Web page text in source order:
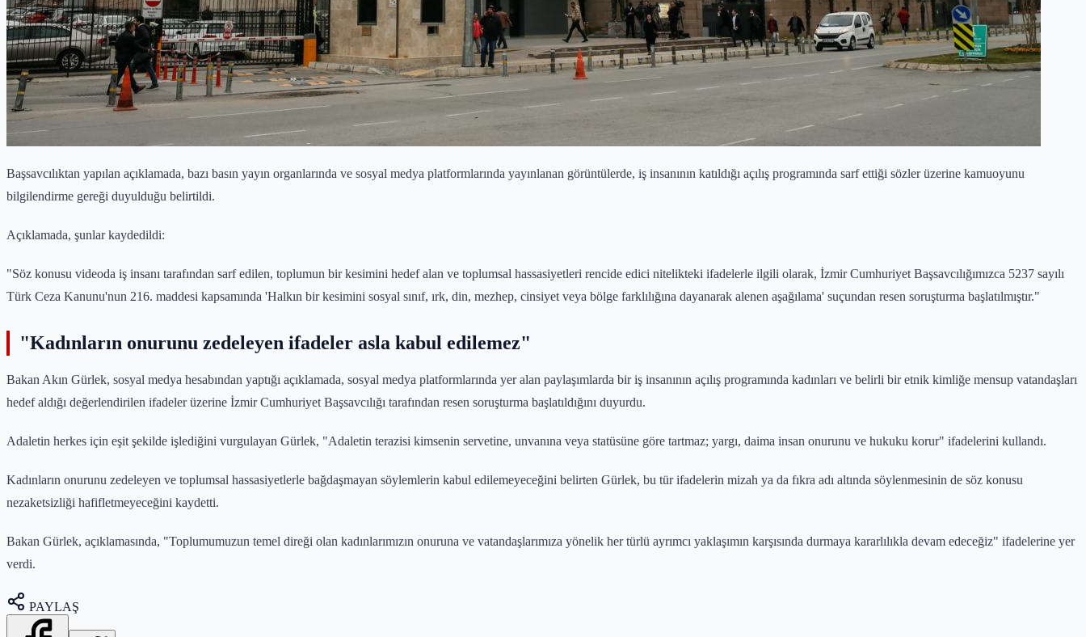
Başsavcılıktan yapılan açıklamada, bazı basın yayın organlarında ve sosyal medya platformlarında yayınlanan görüntülerde, iş insanının katıldığı açılış programında sarf ettiği sözler üzerine kamuoyunu
bilgilendirme gereği duyulduğu belirtildi.
Açıklamada, şunlar kaydedildi:
"Söz konusu videoda iş insanı tarafından sarf edilen, toplumun bir kesimini hedef alan ve toplumsal hassasiyetleri rencide edici nitelikteki ifadelerle ilgili olarak, İzmir Cumhuriyet Başsavcılığımızca 5237 sayılı
Türk Ceza Kanunu'nun 216. maddesi kapsamında 'Halkın bir kesimini sosyal sınıf, ırk, din, mezhep, cinsiyet veya bölge farklılığına dayanarak alenen aşağılama' suçundan resen soruşturma başlatılmıştır."
"Kadınların onurunu zedeleyen ifadeler asla kabul edilemez"
Bakan Akın Gürlek, sosyal medya hesabından yaptığı açıklamada, sosyal medya platformlarında yer alan paylaşımlarda bir iş insanının açılış programında kadınları ve belirli bir etnik kimliğe mensup vatandaşları
hedef aldığı değerlendirilen ifadeler üzerine İzmir Cumhuriyet Başsavcılığı tarafından resen soruşturma başlatıldığını duyurdu.
Adaletin herkes için eşit şekilde işlediğini vurgulayan Gürlek, "Adaletin terazisi kimsenin servetine, unvanına veya statüsüne göre tartmaz; yargı, daima insan onurunu ve hukuku korur" ifadelerini kullandı.
Kadınların onurunu zedeleyen ve toplumsal hassasiyetlerle bağdaşmayan söylemlerin kabul edilemeyeceğini belirten Gürlek, bu tür ifadelerin mizah ya da fıkra adı altında söylenmesinin de söz konusu
nezaketsizliği hafifletmeyeceğini kaydetti.
Bakan Gürlek, açıklamasında, "Toplumumuzun temel direği olan kadınlarımızın onuruna ve vatandaşlarımıza yönelik her türlü ayrımcı yaklaşımın karşısında durmaya kararlılıkla devam edeceğiz" ifadelerine yer
verdi.
PAYLAŞ